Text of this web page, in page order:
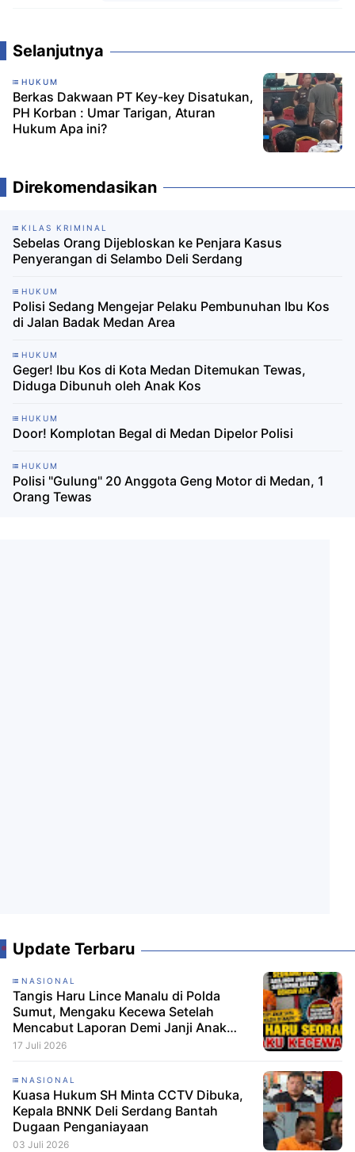
Selanjutnya
HUKUM
Berkas Dakwaan PT Key-key Disatukan,
PH Korban : Umar Tarigan, Aturan
Hukum Apa ini?
Direkomendasikan
KILAS KRIMINAL
Sebelas Orang Dijebloskan ke Penjara Kasus
Penyerangan di Selambo Deli Serdang
HUKUM
Polisi Sedang Mengejar Pelaku Pembunuhan Ibu Kos
di Jalan Badak Medan Area
HUKUM
Geger! Ibu Kos di Kota Medan Ditemukan Tewas,
Diduga Dibunuh oleh Anak Kos
HUKUM
Door! Komplotan Begal di Medan Dipelor Polisi
HUKUM
Polisi "Gulung" 20 Anggota Geng Motor di Medan, 1
Orang Tewas
Update Terbaru
NASIONAL
Tangis Haru Lince Manalu di Polda
Sumut, Mengaku Kecewa Setelah
Mencabut Laporan Demi Janji Anak
Dibebaskan
17 Juli 2026
NASIONAL
Kuasa Hukum SH Minta CCTV Dibuka,
Kepala BNNK Deli Serdang Bantah
Dugaan Penganiayaan
03 Juli 2026